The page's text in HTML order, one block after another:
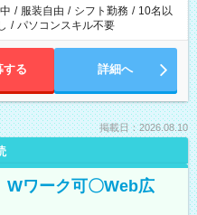
/ 服装自由 / シフト勤務 / 10名以
/ パソコンスキル不要
する 詳細へ
掲載日：2026.08.10
Wワーク可〇Web広